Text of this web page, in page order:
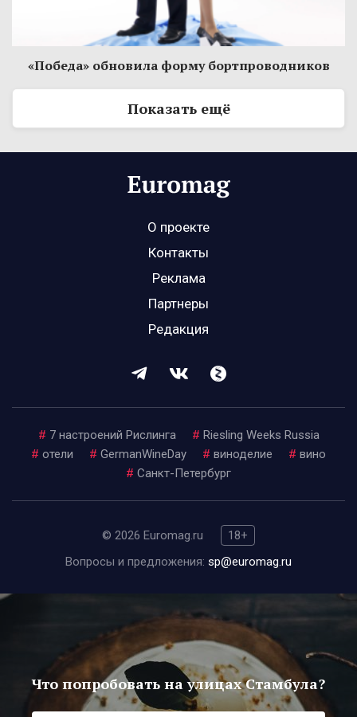
«Победа» обновила форму бортпроводников
Показать ещё
О проекте
Контакты
Реклама
Партнеры
Редакция
# 7 настроений Рислинга # Riesling Weeks Russia
# отели # GermanWineDay # виноделие # вино
# Санкт-Петербург
© 2026 Euromag.ru
18+
Вопросы и предложения: sp@euromag.ru
Что попробовать на улицах Стамбула?